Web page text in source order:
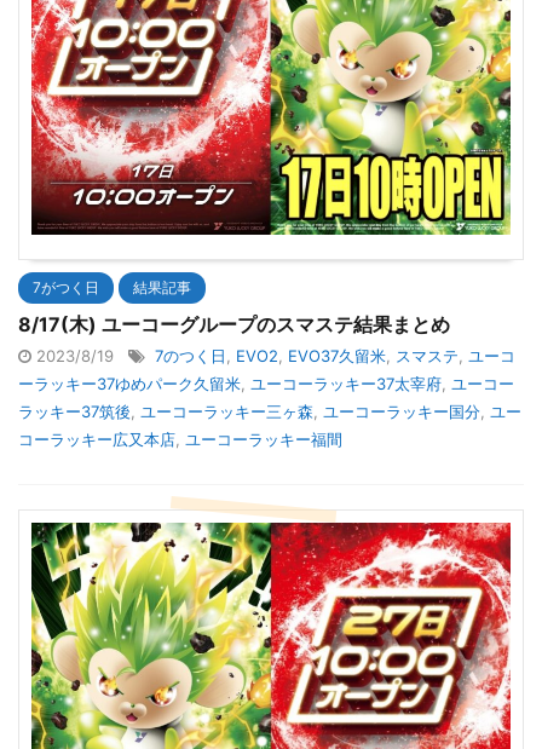
7がつく日 結果記事
8/17(木) ユーコーグループのスマステ結果まとめ
2023/8/19 7のつく日, EVO2, EVO37久留米, スマステ, ユーコ
ーラッキー37ゆめパーク久留米, ユーコーラッキー37太宰府, ユーコー
ラッキー37筑後, ユーコーラッキー三ヶ森, ユーコーラッキー国分, ユー
コーラッキー広又本店, ユーコーラッキー福間